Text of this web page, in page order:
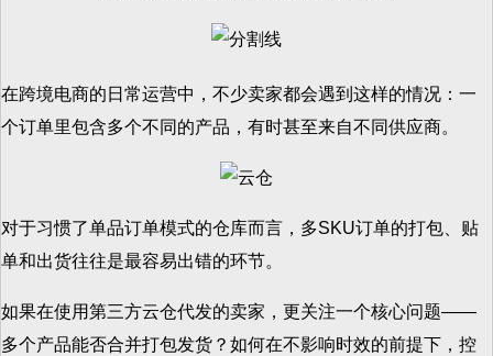
在跨境电商的日常运营中，不少卖家都会遇到这样的情况：一
个订单里包含多个不同的产品，有时甚至来自不同供应商。
对于习惯了单品订单模式的仓库而言，多SKU订单的打包、贴
单和出货往往是最容易出错的环节。
如果在使用第三方云仓代发的卖家，更关注一个核心问题——
多个产品能否合并打包发货？如何在不影响时效的前提下，控